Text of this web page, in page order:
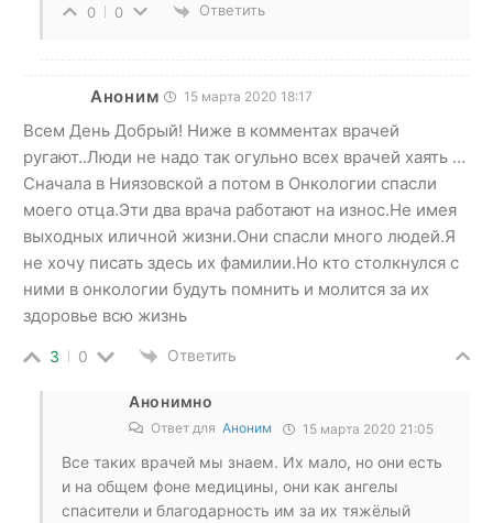
0 0 Ответить
Аноним 15 марта 2020 18:17
Всем День Добрый! Ниже в комментах врачей
ругают..Люди не надо так огульно всех врачей хаять …
Сначала в Ниязовской а потом в Онкологии спасли
моего отца.Эти два врача работают на износ.Не имея
выходных иличной жизни.Они спасли много людей.Я
не хочу писать здесь их фамилии.Но кто столкнулся с
ними в онкологии будуть помнить и молится за их
здоровье всю жизнь
3 0 Ответить
Анонимно
Ответ для Аноним 15 марта 2020 21:05
Все таких врачей мы знаем. Их мало, но они есть
и на общем фоне медицины, они как ангелы
спасители и благодарность им за их тяжёлый